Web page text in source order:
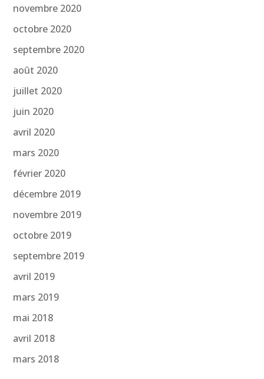
novembre 2020
octobre 2020
septembre 2020
août 2020
juillet 2020
juin 2020
avril 2020
mars 2020
février 2020
décembre 2019
novembre 2019
octobre 2019
septembre 2019
avril 2019
mars 2019
mai 2018
avril 2018
mars 2018